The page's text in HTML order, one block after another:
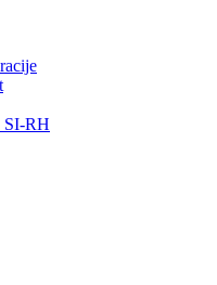
SI-RH